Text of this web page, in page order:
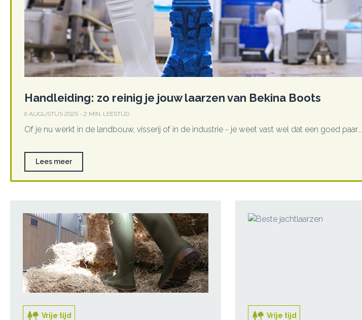
Handleiding: zo reinig je jouw laarzen van Bekina Boots
6 AUGUSTUS 2025 - 2 MIN. LEESTIJD
Of je nu werkt in de landbouw, visserij of in de industrie - je weet vast wel dat een goed paar...
Lees meer
Vrije tijd Vrije tijd